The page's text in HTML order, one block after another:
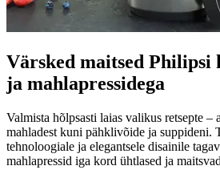
Värsked maitsed Philipsi
ja mahlapressidega
Valmista hõlpsasti laias valikus retsepte –
mahladest kuni pähklivõide ja suppideni.
tehnoloogiale ja elegantsele disainile
mahlapressid iga kord ühtlased ja